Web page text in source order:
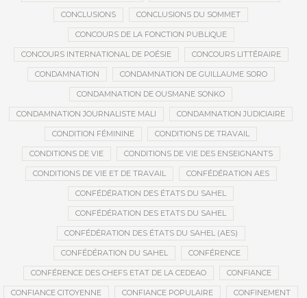
CONCLUSIONS CONCLUSIONS DU SOMMET
CONCOURS DE LA FONCTION PUBLIQUE
CONCOURS INTERNATIONAL DE POÉSIE CONCOURS LITTÉRAIRE
CONDAMNATION CONDAMNATION DE GUILLAUME SORO
CONDAMNATION DE OUSMANE SONKO
CONDAMNATION JOURNALISTE MALI CONDAMNATION JUDICIAIRE
CONDITION FÉMININE CONDITIONS DE TRAVAIL
CONDITIONS DE VIE CONDITIONS DE VIE DES ENSEIGNANTS
CONDITIONS DE VIE ET DE TRAVAIL CONFÉDÉRATION AES
CONFÉDÉRATION DES ÉTATS DU SAHEL
CONFÉDÉRATION DES ETATS DU SAHEL
CONFÉDÉRATION DES ÉTATS DU SAHEL (AES)
CONFÉDÉRATION DU SAHEL CONFÉRENCE
CONFÉRENCE DES CHEFS ETAT DE LA CEDEAO CONFIANCE
CONFIANCE CITOYENNE CONFIANCE POPULAIRE CONFINEMENT